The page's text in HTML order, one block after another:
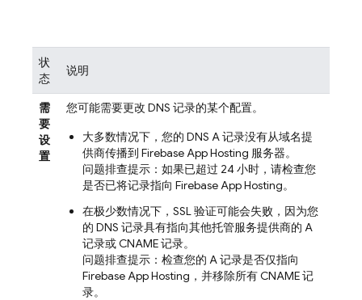
状
态
说明
需
要
设
置
您可能需要更改 DNS 记录的某个配置。
大多数情况下，您的 DNS A 记录没有从域名提
供商传播到 Firebase App Hosting 服务器。
问题排查提示：如果已超过 24 小时，请检查您
是否已将记录指向 Firebase App Hosting。
在极少数情况下，SSL 验证可能会失败，因为您
的 DNS 记录具有指向其他托管服务提供商的 A
记录或 CNAME 记录。
问题排查提示：检查您的 A 记录是否仅指向
Firebase App Hosting ，并移除所有 CNAME 记
录。